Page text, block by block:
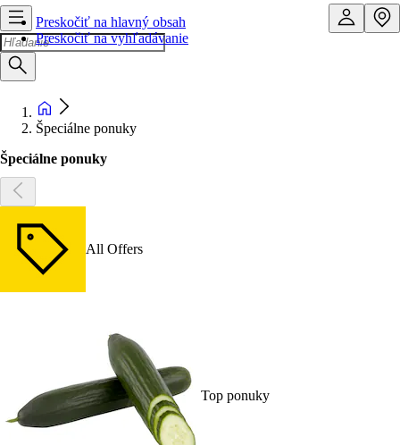
Preskočiť na hlavný obsah
Preskočiť na vyhľadávanie
Špeciálne ponuky
Špeciálne ponuky
All Offers
Top ponuky